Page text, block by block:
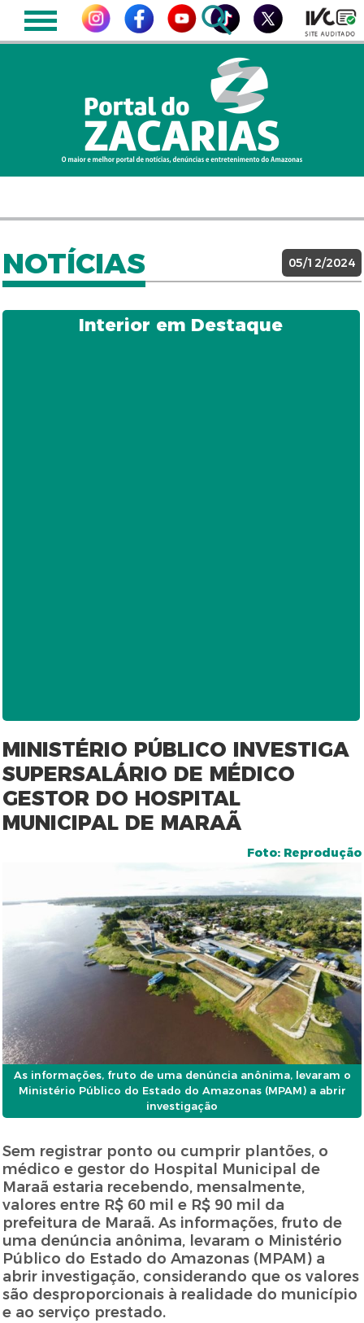
NOTÍCIAS 05/12/2024
Interior em Destaque
MINISTÉRIO PÚBLICO INVESTIGA
SUPERSALÁRIO DE MÉDICO
GESTOR DO HOSPITAL
MUNICIPAL DE MARAÃ
Foto: Reprodução
As informações, fruto de uma denúncia anônima, levaram o
Ministério Público do Estado do Amazonas (MPAM) a abrir
investigação
Sem registrar ponto ou cumprir plantões, o
médico e gestor do Hospital Municipal de
Maraã estaria recebendo, mensalmente,
valores entre R$ 60 mil e R$ 90 mil da
prefeitura de Maraã. As informações, fruto de
uma denúncia anônima, levaram o Ministério
Público do Estado do Amazonas (MPAM) a
abrir investigação, considerando que os valores
são desproporcionais à realidade do município
e ao serviço prestado.